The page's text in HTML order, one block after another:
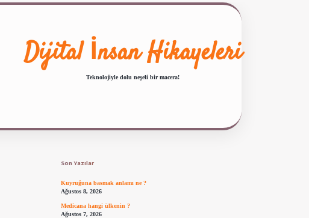
Dijital İnsan Hikayeleri
Teknolojiyle dolu neşeli bir macera!
Son Yazılar
Kuyruğuna basmak anlamı ne ?
Ağustos 8, 2026
Medicana hangi ülkenin ?
Ağustos 7, 2026